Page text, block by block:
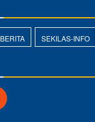
BERITA SEKILAS-INFO